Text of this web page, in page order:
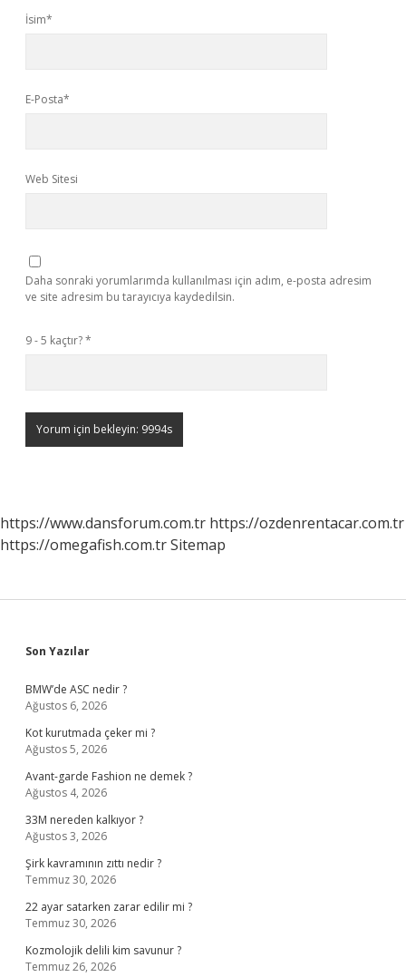
İsim*
E-Posta*
Web Sitesi
Daha sonraki yorumlarımda kullanılması için adım, e-posta adresim
ve site adresim bu tarayıcıya kaydedilsin.
9 - 5 kaçtır?*
https://www.dansforum.com.tr https://ozdenrentacar.com.tr
https://omegafish.com.trSitemap
Sidebar
Son Yazılar
BMW’de ASC nedir ?
Ağustos 6, 2026
Kot kurutmada çeker mi ?
Ağustos 5, 2026
Avant-garde Fashion ne demek ?
Ağustos 4, 2026
33M nereden kalkıyor ?
Ağustos 3, 2026
Şirk kavramının zıttı nedir ?
Temmuz 30, 2026
22 ayar satarken zarar edilir mi ?
Temmuz 30, 2026
Kozmolojik delili kim savunur ?
Temmuz 26, 2026